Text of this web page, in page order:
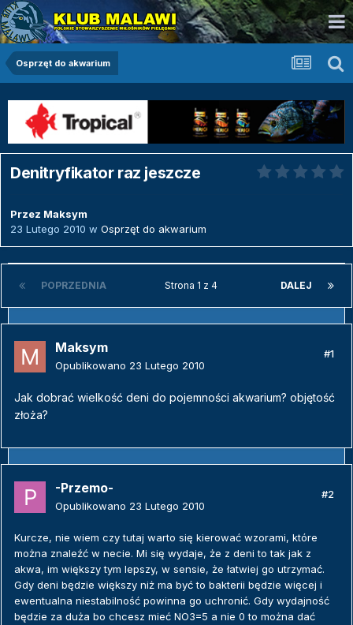
Osprzęt do akwarium
Denitryfikator raz jeszcze
Przez Maksym
23 Lutego 2010 w Osprzęt do akwarium
POPRZEDNIA DALEJ
Strona 1 z 4
Maksym
Opublikowano 23 Lutego 2010
#1
Jak dobrać wielkość deni do pojemności akwarium? objętość
złoża?
-Przemo-
Opublikowano 23 Lutego 2010
#2
Kurcze, nie wiem czy tutaj warto się kierować wzorami, które
można znaleźć w necie. Mi się wydaje, że z deni to tak jak z
akwa, im większy tym lepszy, w sensie, że łatwiej go utrzymać.
Gdy deni będzie większy niż ma być to bakterii będzie więcej i
ewentualna niestabilność powinna go uchronić. Gdy wydajność
będzie za duża bo chcesz mieć NO3=5 a nie 0 to można dać